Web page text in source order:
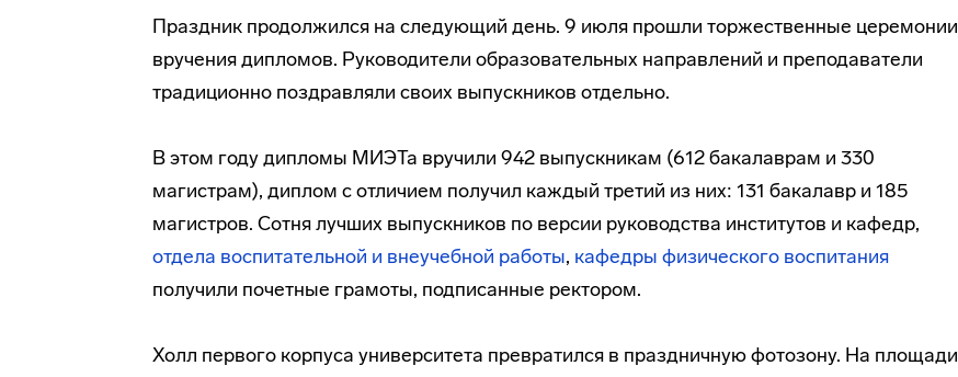
Праздник продолжился на следующий день. 9 июля прошли торжественные церемонии
вручения дипломов. Руководители образовательных направлений и преподаватели
традиционно поздравляли своих выпускников отдельно.
В этом году дипломы МИЭТа вручили 942 выпускникам (612 бакалаврам и 330
магистрам), диплом с отличием получил каждый третий из них: 131 бакалавр и 185
магистров. Сотня лучших выпускников по версии руководства институтов и кафедр,
отдела воспитательной и внеучебной работы, кафедры физического воспитания
получили почетные грамоты, подписанные ректором.
Холл первого корпуса университета превратился в праздничную фотозону. На площади